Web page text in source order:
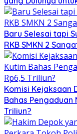
Baru Selesai tapi
RKB SMKN 2
Komisi Kejaksaan
Bahas
Triliun?